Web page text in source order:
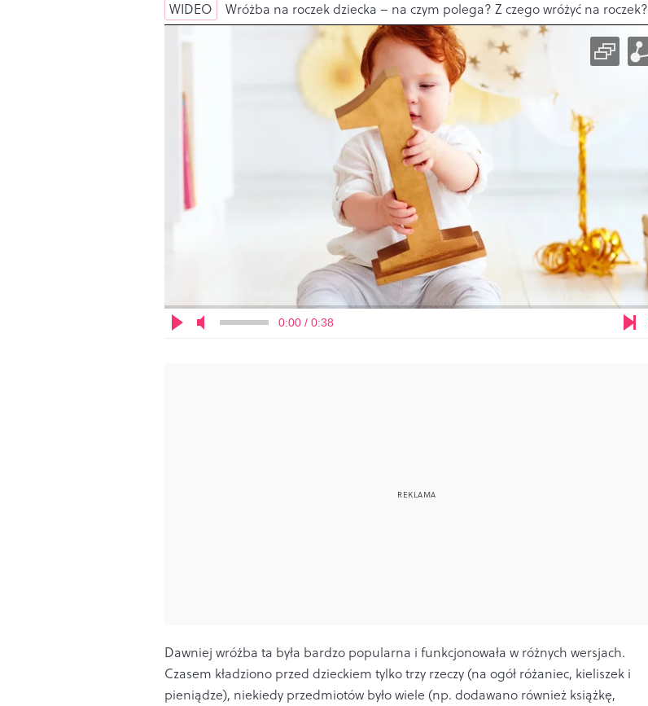
WIDEO Wróżba na roczek dziecka – na czym polega? Z czego wróżyć na roczek?
0:00 / 0:38
Dawniej wróżba ta była bardzo popularna i funkcjonowała w różnych wersjach.
Czasem kładziono przed dzieckiem tylko trzy rzeczy (na ogół różaniec, kieliszek i
pieniądze), niekiedy przedmiotów było wiele (np. dodawano również książkę,